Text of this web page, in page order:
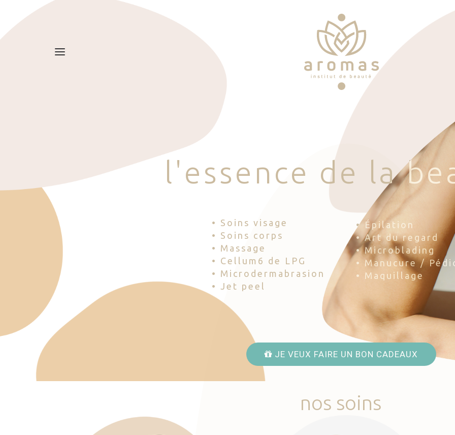
l 'esse nce d e la be
• Soins visage
• Soins corps
• Massage
• Cellum6 de LPG
• Microdermabrasion
• Jet peel
• Épilation
• Art du regard
• Microblading
• Manucure /
• Maquillage
JE VEUX FAIRE UN BON CADEAUX
nos soins